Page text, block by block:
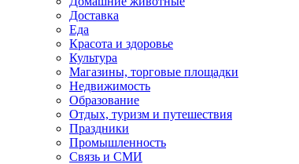
Доставка
Еда
Красота и здоровье
Культура
Магазины, торговые площадки
Недвижимость
Образование
Отдых, туризм и путешествия
Праздники
Промышленность
Связь и СМИ